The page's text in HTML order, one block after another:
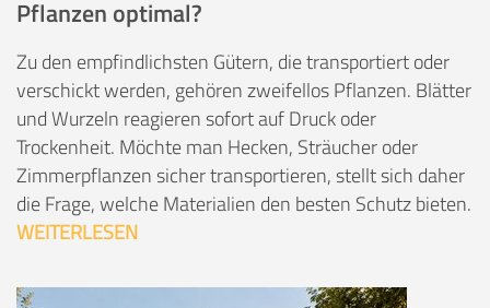
Pflanzen optimal?
Zu den empfindlichsten Gütern, die transportiert oder
verschickt werden, gehören zweifellos Pflanzen. Blätter
und Wurzeln reagieren sofort auf Druck oder
Trockenheit. Möchte man Hecken, Sträucher oder
Zimmerpflanzen sicher transportieren, stellt sich daher
die Frage, welche Materialien den besten Schutz bieten.
WEITERLESEN